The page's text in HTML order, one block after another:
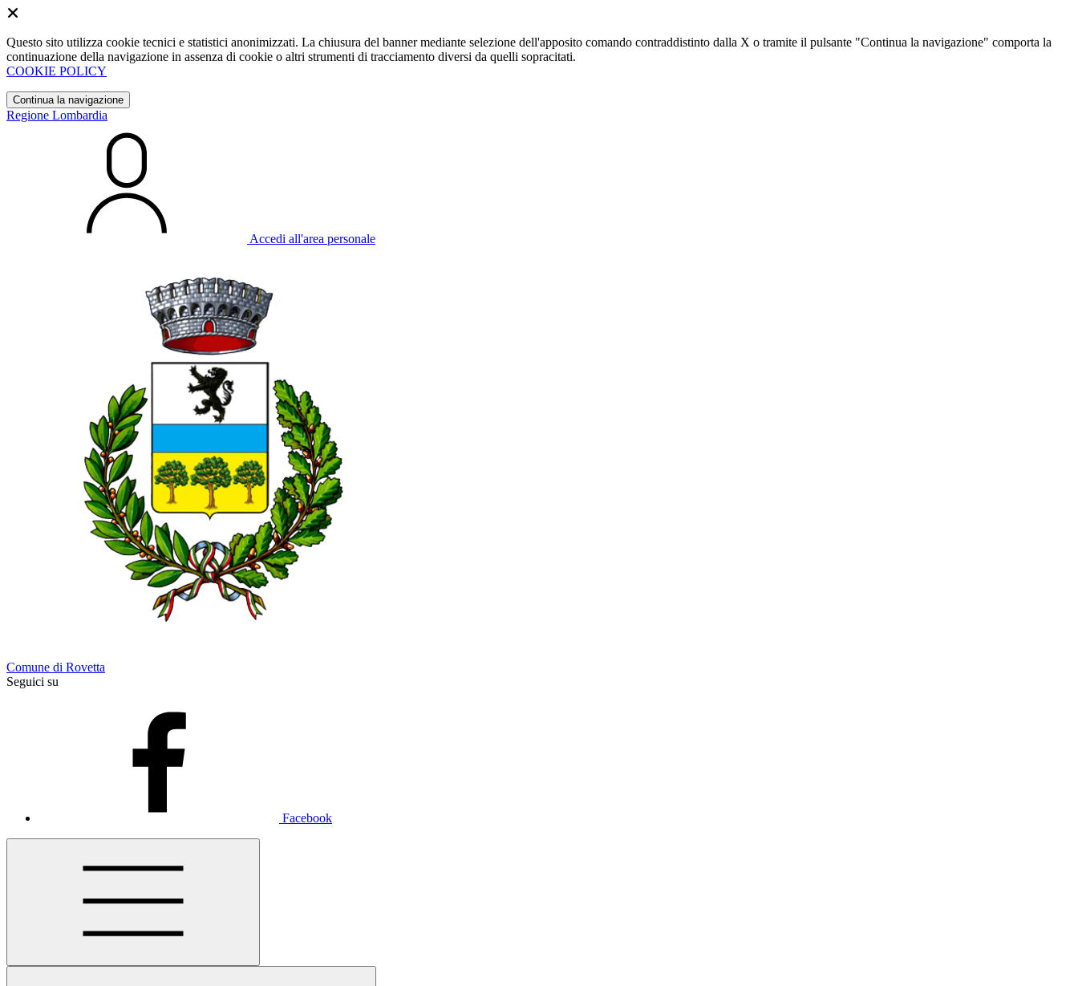
Questo sito utilizza cookie tecnici e statistici anonimizzati. La chiusura del banner mediante selezione dell'apposito comando contraddistinto dalla X o tramite il pulsante "Continua la navigazione" comporta la
continuazione della navigazione in assenza di cookie o altri strumenti di tracciamento diversi da quelli sopracitati.
COOKIE POLICY
Continua la navigazione
Regione Lombardia
Accedi all'area personale
Comune di Rovetta
Seguici su
Facebook